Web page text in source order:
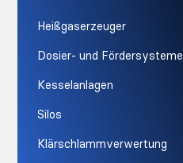
Heißgaserzeuger
Dosier- und Fördersysteme
Kesselanlagen
Silos
Klärschlammverwertung